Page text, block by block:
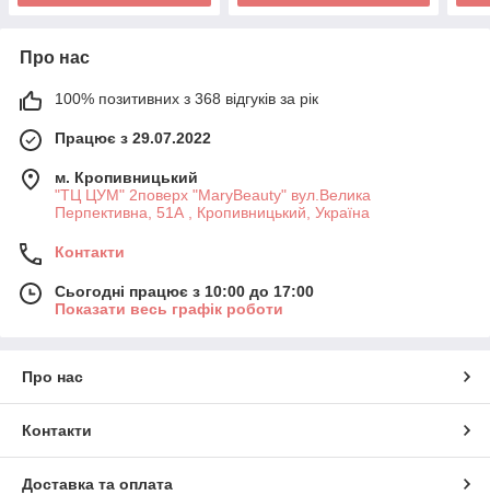
Про нас
100% позитивних з 368 відгуків за рік
Працює з 29.07.2022
м. Кропивницький
"ТЦ ЦУМ" 2поверх "MaryBeauty" вул.Велика
Перпективна, 51А , Кропивницький, Україна
Контакти
Сьогодні працює з 10:00 до 17:00
Показати весь графік роботи
Про нас
Контакти
Доставка та оплата